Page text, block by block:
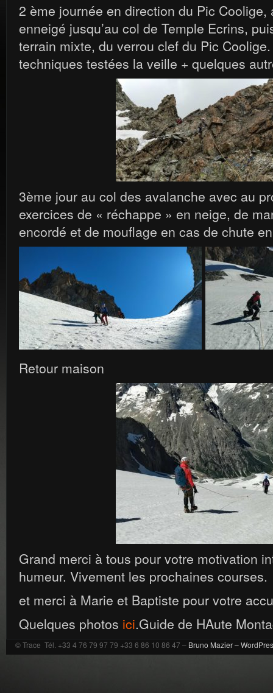
2 ème journée en direction du Pic Coolige,
enneigé jusqu’au col de Temple Ecrins,
terrain mixte, du verrou clef du Pic
techniques testées la veille + quelques
3ème jour au col des avalanche avec au
exercices de « réchappe » en neige, de
encordé et de mouflage en cas de chute
Retour maison
Grand merci à tous pour votre motivation
humeur. Vivement les prochaines courses.
et merci à Marie et Baptiste pour votre
Quelques photos ici.Guide de HAute
© Trace Tél. +33 4 76 79 97 79 +33 6 86 10 86 47 – Bruno Mazier –